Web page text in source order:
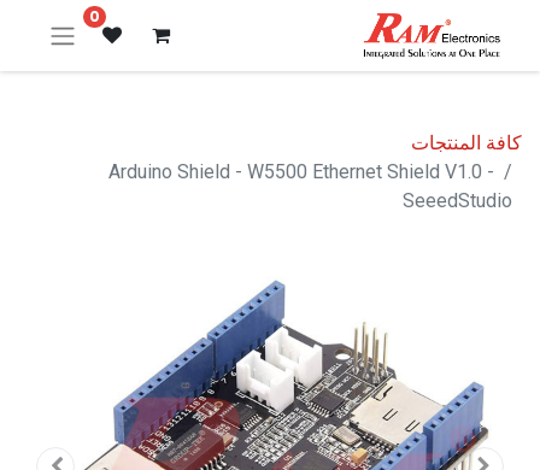
0
كافة المنتجات
Arduino Shield - W5500 Ethernet Shield V1.0 -
SeeedStudio